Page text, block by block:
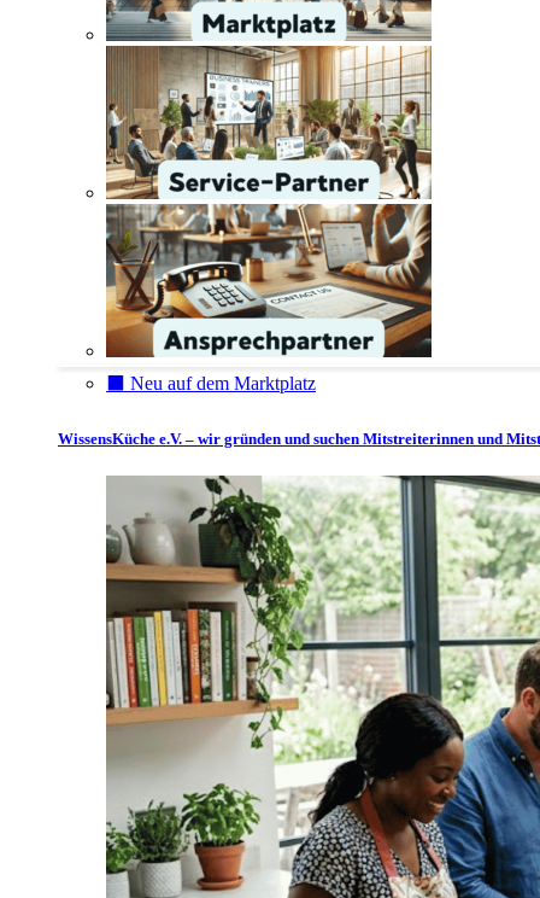
⬛️ Neu auf dem Marktplatz
WissensKüche e.V. – wir gründen und suchen Mitstreiterinnen und